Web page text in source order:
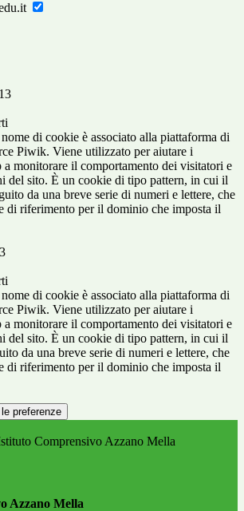
di cookie è associato alla piattaforma di
Piwik. Viene utilizzato per aiutare i
monitorare il comportamento dei visitatori e
del sito. È un cookie di tipo pattern, in cui il
da una breve serie di numeri e lettere, che
di riferimento per il dominio che imposta il
di cookie è associato alla piattaforma di
Piwik. Viene utilizzato per aiutare i
monitorare il comportamento dei visitatori e
del sito. È un cookie di tipo pattern, in cui il
da una breve serie di numeri e lettere, che
di riferimento per il dominio che imposta il
preferenze
Comprensivo Azzano Mella
Azzano Mella